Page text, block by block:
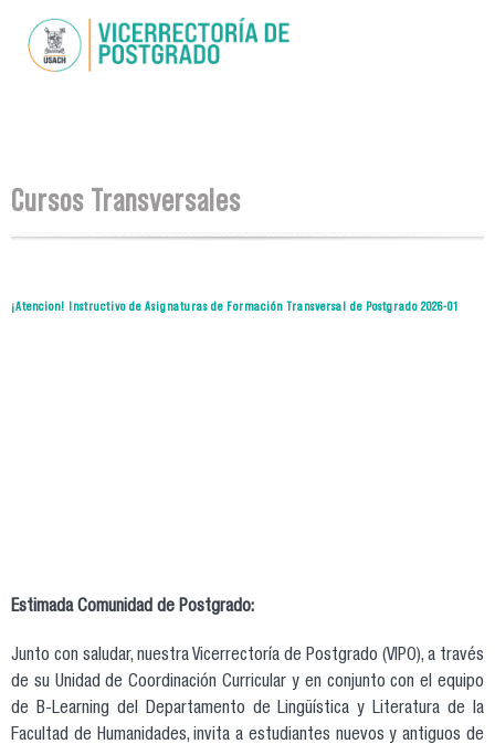
contenido
Se encuentra usted aquí
Cursos Transversales
¡Atencion! Instructivo de Asignaturas de Formación Transversal de Postgrado 2026-01
Estimada Comunidad de Postgrado:
Junto con saludar, nuestra Vicerrectoría de Postgrado (VIPO), a través
de su Unidad de Coordinación Curricular y en conjunto con el equipo
de B-Learning del Departamento de Lingüística y Literatura de la
Facultad de Humanidades, invita a estudiantes nuevos y antiguos de